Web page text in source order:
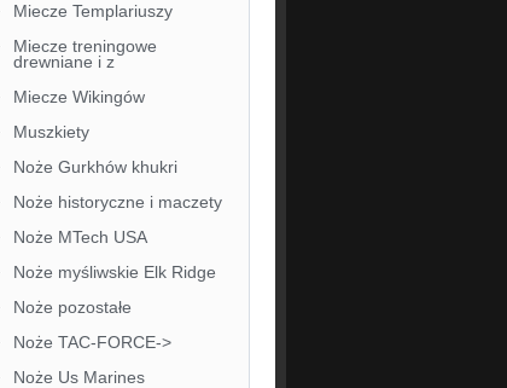
Miecze Templariuszy
Miecze treningowe
drewniane i z
Miecze Wikingów
Muszkiety
Noże Gurkhów khukri
Noże historyczne i maczety
Noże MTech USA
Noże myśliwskie Elk Ridge
Noże pozostałe
Noże TAC-FORCE->
Noże Us Marines